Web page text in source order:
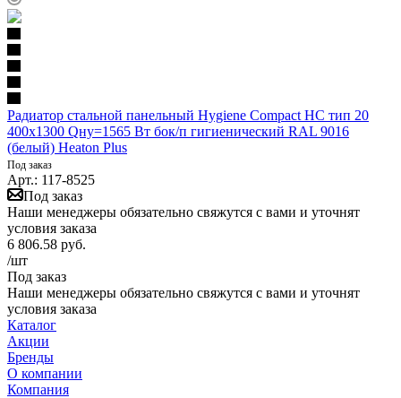
Радиатор стальной панельный Hygiene Compact HC тип 20
400х1300 Qну=1565 Вт бок/п гигиенический RAL 9016
(белый) Heaton Plus
Под заказ
Арт.: 117-8525
Под заказ
Наши менеджеры обязательно свяжутся с вами и уточнят
условия заказа
6 806.58 руб.
/шт
Под заказ
Наши менеджеры обязательно свяжутся с вами и уточнят
условия заказа
Каталог
Акции
Бренды
О компании
Компания